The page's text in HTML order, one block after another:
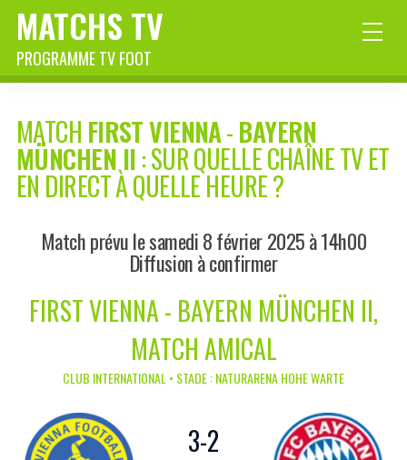
MATCHS TV
PROGRAMME TV FOOT
MATCH FIRST VIENNA-BAYERN
MÜNCHEN II: SUR QUELLE CHAÎNE TV ET
EN DIRECT À QUELLE HEURE ?
Match prévu le samedi 8 février 2025 à 14h00
Diffusion à confirmer
FIRST VIENNA - BAYERN MÜNCHEN II,
MATCH AMICAL
CLUB INTERNATIONAL • STADE : NATURARENA HOHE WARTE
3-2